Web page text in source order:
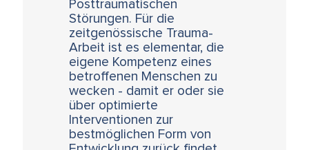
Posttraumatischen
Störungen. Für die
zeitgenössische Trauma-
Arbeit ist es elementar, die
eigene Kompetenz eines
betroffenen Menschen zu
wecken - damit er oder sie
über optimierte
Interventionen zur
bestmöglichen Form von